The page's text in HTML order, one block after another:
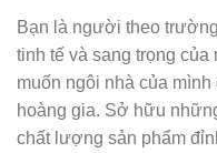
Bạn là người theo
tinh tế và sang trọng của
muốn ngôi nhà của
hoàng gia. Sở hữu
chất lượng sản phẩm